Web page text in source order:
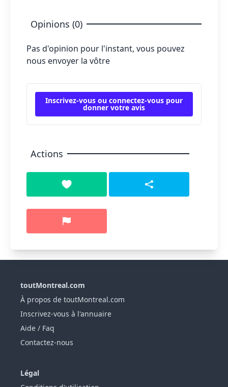
Opinions (0)
Pas d'opinion pour l'instant, vous pouvez
nous envoyer la vôtre
Inscrivez-vous ou connectez-vous pour
donner votre avis
Actions
toutMontreal.com
À propos de toutMontreal.com
Inscrivez-vous à l'annuaire
Aide / Faq
Contactez-nous
Légal